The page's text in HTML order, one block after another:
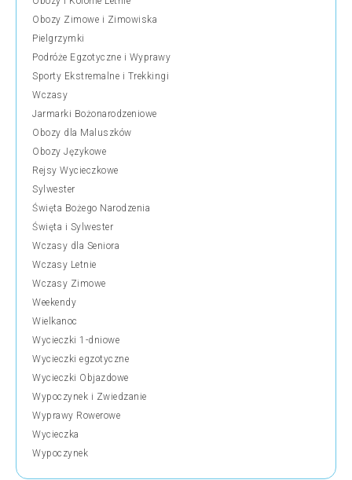
Obozy Zimowe i Zimowiska
Pielgrzymki
Podróże Egzotyczne i Wyprawy
Sporty Ekstremalne i Trekkingi
Wczasy
Jarmarki Bożonarodzeniowe
Obozy dla Maluszków
Obozy Językowe
Rejsy Wycieczkowe
Sylwester
Święta Bożego Narodzenia
Święta i Sylwester
Wczasy dla Seniora
Wczasy Letnie
Wczasy Zimowe
Weekendy
Wielkanoc
Wycieczki 1-dniowe
Wycieczki egzotyczne
Wycieczki Objazdowe
Wypoczynek i Zwiedzanie
Wyprawy Rowerowe
Wycieczka
Wypoczynek